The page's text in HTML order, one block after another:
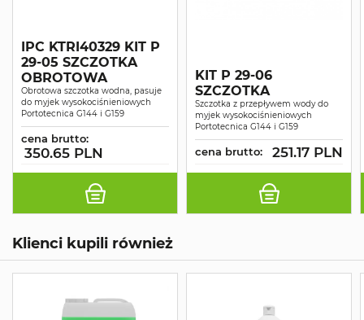
IPC KTRI40329 KIT P
29-05 SZCZOTKA
OBROTOWA
Obrotowa szczotka wodna, pasuje
do myjek wysokociśnieniowych
Portotecnica G144 i G159
cena brutto:
350.65 PLN
KIT P 29-06
SZCZOTKA
Szczotka z przepływem wody do
myjek wysokociśnieniowych
Portotecnica G144 i G159
cena brutto: 251.17 PLN
Klienci kupili również